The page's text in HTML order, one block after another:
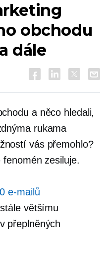
obchodu
dále
a něco hledali,
rukama
vás přemohlo?
zesiluje.
e-mailů
většímu
přeplněných